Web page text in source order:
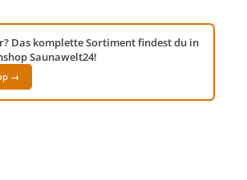
Das komplette Sortiment findest du in
Saunawelt24!
→